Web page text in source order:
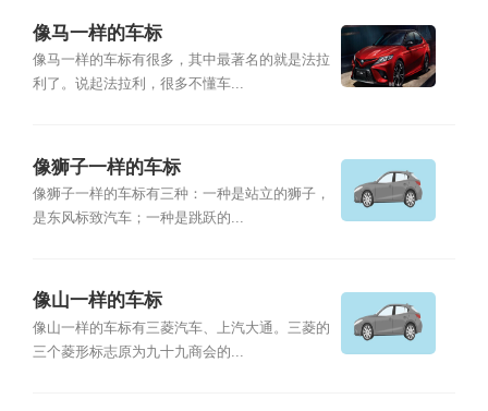
像马一样的车标
像马一样的车标有很多，其中最著名的就是法拉
利了。说起法拉利，很多不懂车...
像狮子一样的车标
像狮子一样的车标有三种：一种是站立的狮子，
是东风标致汽车；一种是跳跃的...
像山一样的车标
像山一样的车标有三菱汽车、上汽大通。三菱的
三个菱形标志原为九十九商会的...